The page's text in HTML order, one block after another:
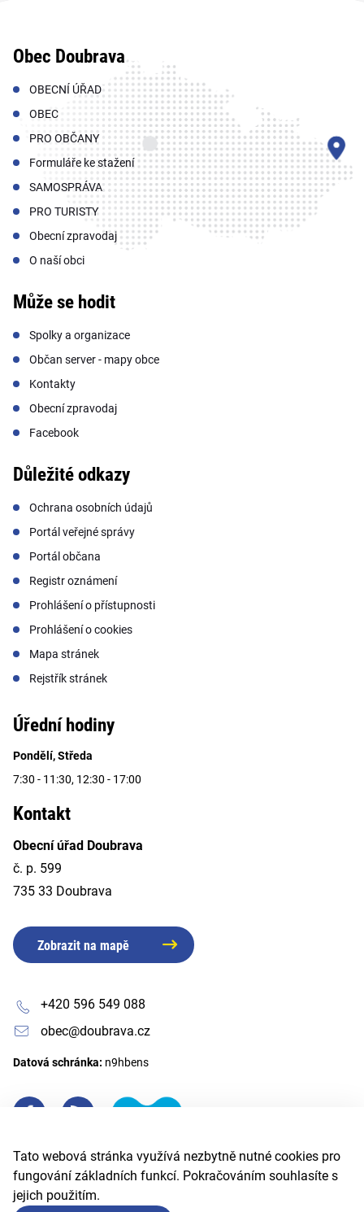
Tato webová stránka využívá nezbytně nutné cookies pro
fungování základních funkcí. Pokračováním souhlasíte s
jejich použitím.
Obec Doubrava
OBECNÍ ÚŘAD
OBEC
PRO OBČANY
Formuláře ke stažení
SAMOSPRÁVA
PRO TURISTY
Obecní zpravodaj
O naší obci
Může se hodit
Spolky a organizace
Občan server - mapy obce
Kontakty
Obecní zpravodaj
Facebook
Důležité odkazy
Ochrana osobních údajů
Portál veřejné správy
Portál občana
Registr oznámení
Prohlášení o přístupnosti
Prohlášení o cookies
Mapa stránek
Rejstřík stránek
Úřední hodiny
Pondělí, Středa
7:30 - 11:30, 12:30 - 17:00
Kontakt
Obecní úřad Doubrava
č. p. 599
735 33 Doubrava
Zobrazit na mapě
+420 596 549 088
obec@doubrava.cz
Datová schránka: n9hbens